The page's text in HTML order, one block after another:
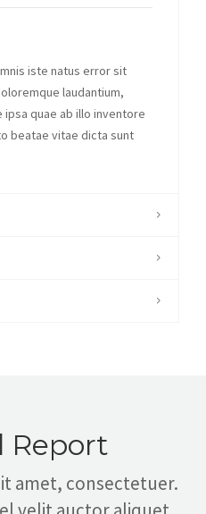
iste natus error sit
laudantium,
quae ab illo inventore
beatae vitae dicta sunt
Report
amet, consectetuer.